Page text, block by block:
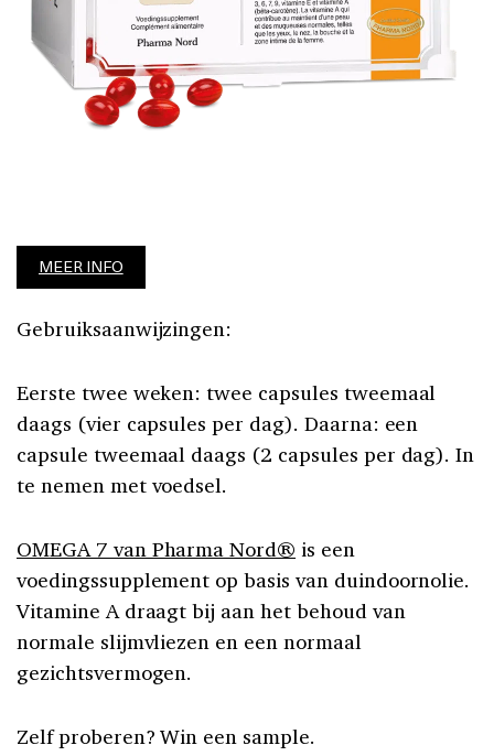
MEER INFO
Gebruiksaanwijzingen:
Eerste twee weken: twee capsules tweemaal
daags (vier capsules per dag). Daarna: een
capsule tweemaal daags (2 capsules per dag). In
te nemen met voedsel.
OMEGA 7 van Pharma Nord® is een
voedingssupplement op basis van duindoornolie.
Vitamine A draagt bij aan het behoud van
normale slijmvliezen en een normaal
gezichtsvermogen.
Zelf proberen? Win een sample.